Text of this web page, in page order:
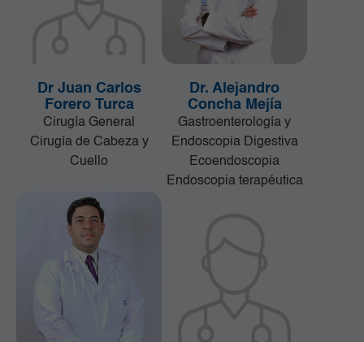
Dr Juan Carlos
Forero Turca
Cirugía General
Cirugía de Cabeza y
Cuello
Dr. Alejandro
Concha Mejía
Gastroenterología y
Endoscopia Digestiva
Ecoendoscopia
Endoscopia terapéutica